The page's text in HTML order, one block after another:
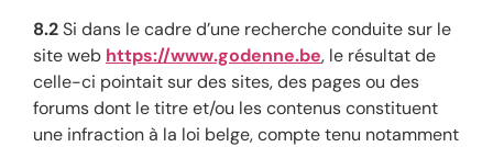
8.2Si dans le cadre d’une recherche conduite sur le
site web https://www.godenne.be, le résultat de
celle-ci pointait sur des sites, des pages ou des
forums dont le titre et/ou les contenus constituent
une infraction à la loi belge, compte tenu notamment